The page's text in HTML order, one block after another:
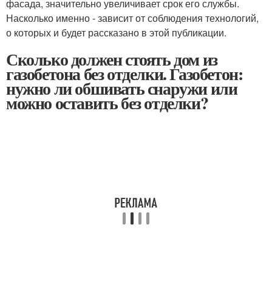
фасада, значительно увеличивает срок его службы.
Насколько именно - зависит от соблюдения технологий,
о которых и будет рассказано в этой публикации.
Сколько должен стоять дом из
газобетона без отделки. Газобетон:
нужно ли обшивать снаружи или
можно оставить без отделки?